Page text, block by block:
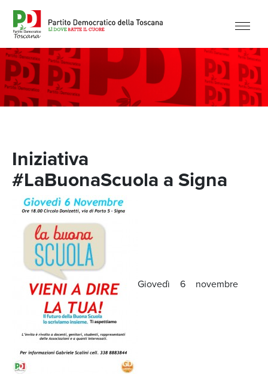
Iniziativa
#LaBuonaScuola a Signa
Giovedì 6 novembre